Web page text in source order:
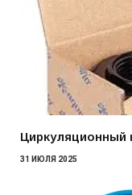
Циркуляционный
31 ИЮЛЯ 2025